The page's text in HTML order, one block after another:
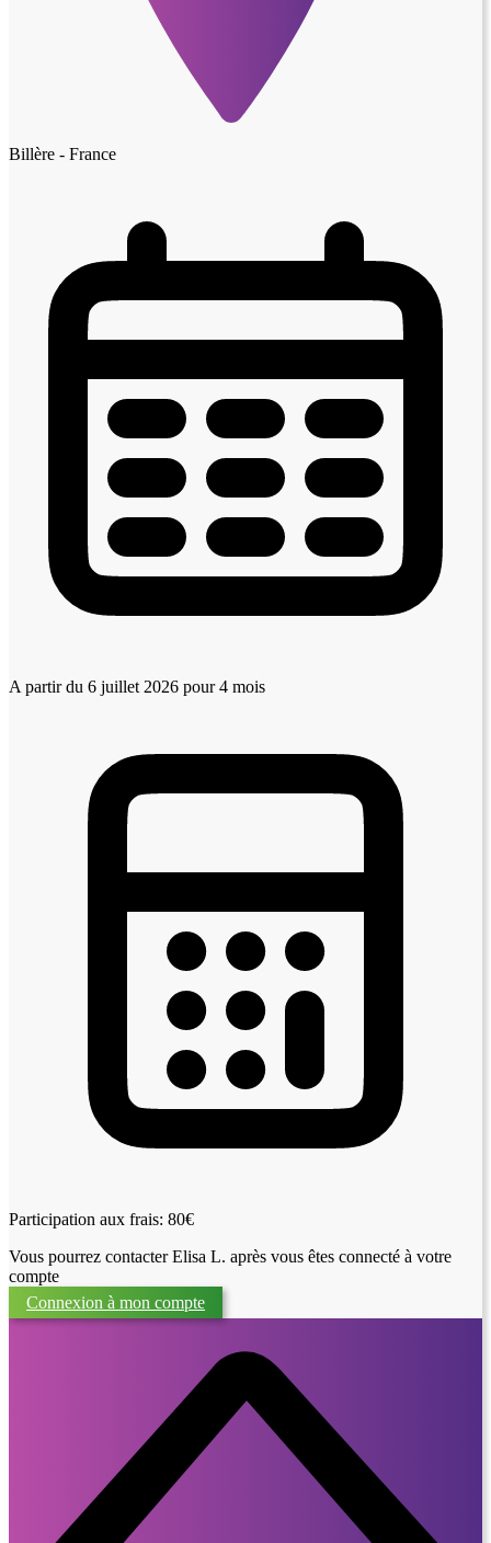
Billère - France
A partir du 6 juillet 2026 pour 4 mois
Participation aux frais: 80€
Vous pourrez contacter Elisa L. après vous êtes connecté à votre
compte
Connexion à mon compte